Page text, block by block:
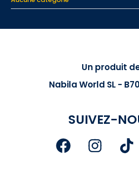
Un produit
Nabila World SL -
SUIVEZ-